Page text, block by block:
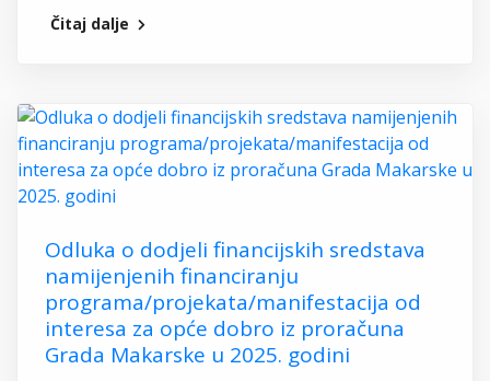
Čitaj dalje
Odluka o dodjeli financijskih sredstava
namijenjenih financiranju
programa/projekata/manifestacija od
interesa za opće dobro iz proračuna
Grada Makarske u 2025. godini